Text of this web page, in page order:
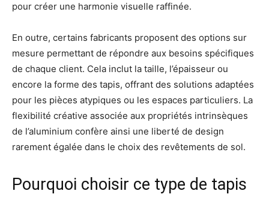
pour créer une harmonie visuelle raffinée.
En outre, certains fabricants proposent des options sur
mesure permettant de répondre aux besoins spécifiques
de chaque client. Cela inclut la taille, l’épaisseur ou
encore la forme des tapis, offrant des solutions adaptées
pour les pièces atypiques ou les espaces particuliers. La
flexibilité créative associée aux propriétés intrinsèques
de l’aluminium confère ainsi une liberté de design
rarement égalée dans le choix des revêtements de sol.
Pourquoi choisir ce type de tapis